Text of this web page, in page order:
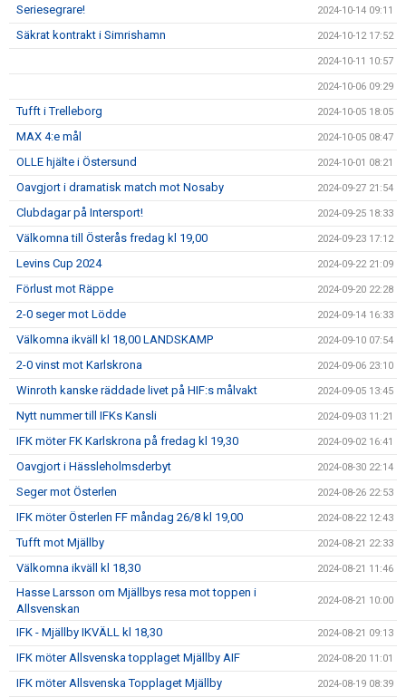
Seriesegrare! 2024-10-14 09:11
Säkrat kontrakt i Simrishamn 2024-10-12 17:52
2024-10-11 10:57
2024-10-06 09:29
Tufft i Trelleborg 2024-10-05 18:05
MAX 4:e mål 2024-10-05 08:47
OLLE hjälte i Östersund 2024-10-01 08:21
Oavgjort i dramatisk match mot Nosaby 2024-09-27 21:54
Clubdagar på Intersport! 2024-09-25 18:33
Välkomna till Österås fredag kl 19,00 2024-09-23 17:12
Levins Cup 2024 2024-09-22 21:09
Förlust mot Räppe 2024-09-20 22:28
2-0 seger mot Lödde 2024-09-14 16:33
Välkomna ikväll kl 18,00 LANDSKAMP 2024-09-10 07:54
2-0 vinst mot Karlskrona 2024-09-06 23:10
Winroth kanske räddade livet på HIF:s målvakt 2024-09-05 13:45
Nytt nummer till IFKs Kansli 2024-09-03 11:21
IFK möter FK Karlskrona på fredag kl 19,30 2024-09-02 16:41
Oavgjort i Hässleholmsderbyt 2024-08-30 22:14
Seger mot Österlen 2024-08-26 22:53
IFK möter Österlen FF måndag 26/8 kl 19,00 2024-08-22 12:43
Tufft mot Mjällby 2024-08-21 22:33
Välkomna ikväll kl 18,30 2024-08-21 11:46
Hasse Larsson om Mjällbys resa mot toppen i
Allsvenskan
2024-08-21 10:00
IFK - Mjällby IKVÄLL kl 18,30 2024-08-21 09:13
IFK möter Allsvenska topplaget Mjällby AIF 2024-08-20 11:01
IFK möter Allsvenska Topplaget Mjällby 2024-08-19 08:39